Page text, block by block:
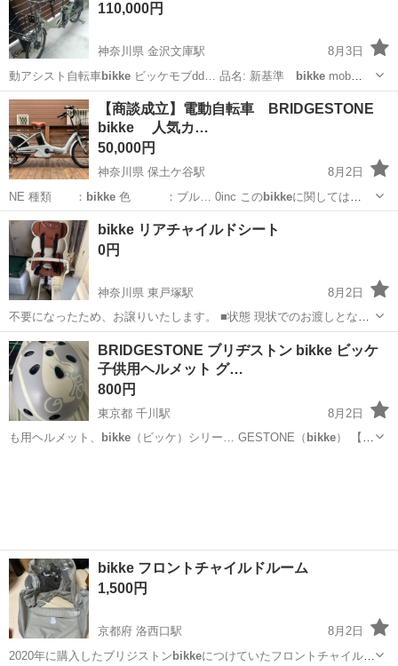
110,000円
神奈川県 金沢文庫駅
8月3日
動アシスト自転車bikkeビッケモブdd… 品名: 新基準 bikkemob
dd✨…
神奈川 横浜市 金沢文庫駅 電動アシスト自転車
【商談成立】電動自転車 BRIDGESTONE
bikke 人気カ…
50,000円
神奈川県 保土ケ谷駅
8月2日
NE 種類 ： bikke 色 ：ブル… 0inc このbikkeに関しては
BR…
神奈川 横浜市 保土ケ谷駅 電動アシスト自転車
bikke リアチャイルドシート
0円
神奈川県 東戸塚駅
8月2日
不要になったため、お譲りいたします。 ■状態 現状でのお渡しとなり
ます。 支障はないと思いますが、クッションを固定するマジックテー
プが一部剥がれています。（画像2枚目） 箱、説明書はありません。
■お取引条...
神奈川 横浜市 その他
BRIDGESTONE ブリヂストン bikke ビッケ
子供用ヘルメット グ…
800円
東京都 千川駅
8月2日
も用ヘルメット、
bikke（ビッケ）シリー… GESTONE（ bikke） 【カ
bikke フロントチャイルドルーム
1,500円
京都府 洛西口駅
8月2日
2020年に購入したブリジストン bikkeにつけていたフロントチャイルド